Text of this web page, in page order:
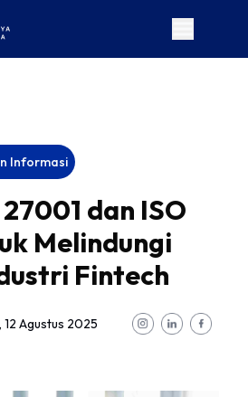
Informasi
dan ISO
Melindungi
Fintech
12 Agustus 2025